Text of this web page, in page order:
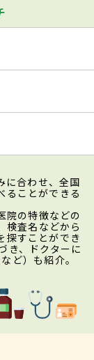
に合わせ、全国
ることができる
院の特徴などの
検査名などから
探すことができ
き、ドクターに
ど）も紹介。